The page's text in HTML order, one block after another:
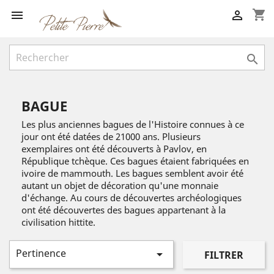
 shopping_cart


BAGUE
Les plus anciennes bagues de l'Histoire connues à ce
jour ont été datées de 21000 ans. Plusieurs
exemplaires ont été découverts à Pavlov, en
République tchèque. Ces bagues étaient fabriquées en
ivoire de mammouth. Les bagues semblent avoir été
autant un objet de décoration qu'une monnaie
d'échange. Au cours de découvertes archéologiques
ont été découvertes des bagues appartenant à la
civilisation hittite.
Pertinence  FILTRER